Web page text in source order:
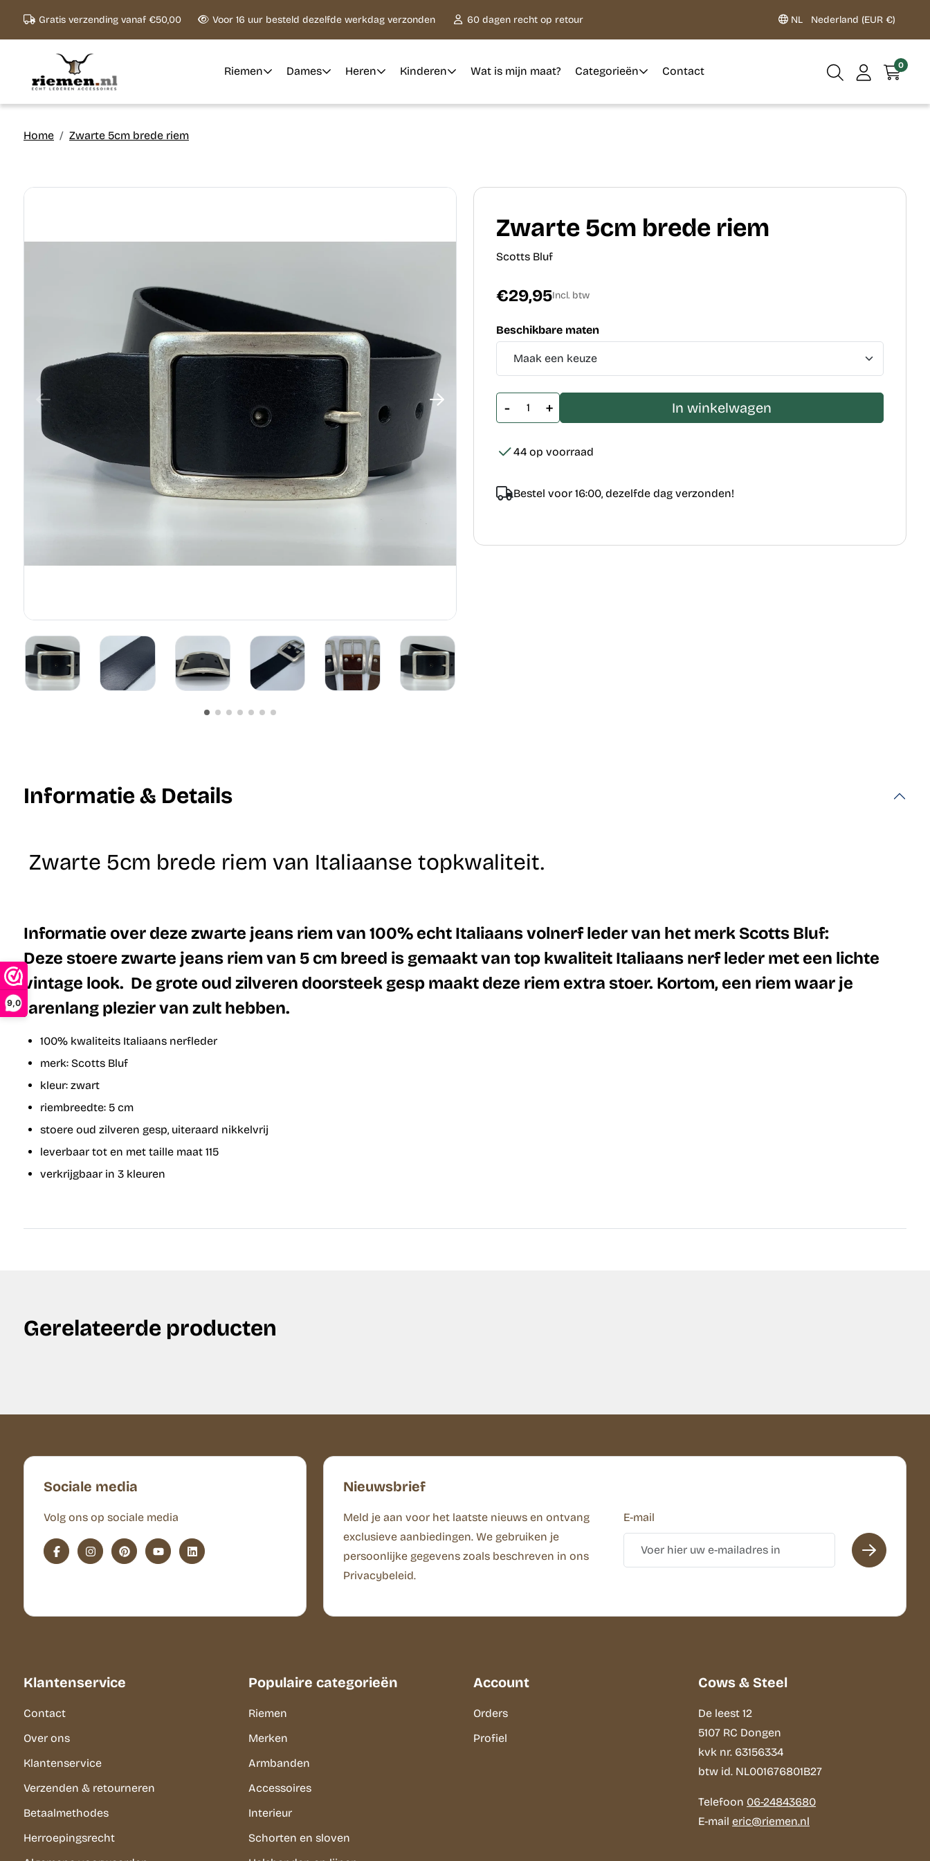
9,0
Gratis verzending vanaf €50,00 Voor 16 uur besteld dezelfde werkdag verzonden 60 dagen recht op retour NL Nederland (EUR €)
Riemen Dames Heren Kinderen Wat is mijn maat? Categorieën Contact 0
Home Zwarte 5cm brede riem
Zwarte 5cm brede riem
Scotts Bluf
€29,95Incl. btw
Beschikbare maten
- + In winkelwagen
44 op voorraad
Bestel voor 16:00, dezelfde dag verzonden!
Informatie & Details
Zwarte 5cm brede riem van Italiaanse topkwaliteit.
Informatie over deze zwarte jeans riem van 100% echt Italiaans volnerf leder van het merk Scotts Bluf:
Deze stoere zwarte jeans riem van 5 cm breed is gemaakt van top kwaliteit Italiaans nerf leder met een lichte
vintage look. De grote oud zilveren doorsteek gesp maakt deze riem extra stoer. Kortom, een riem waar je
jarenlang plezier van zult hebben.
100% kwaliteits Italiaans nerfleder
merk: Scotts Bluf
kleur: zwart
riembreedte: 5 cm
stoere oud zilveren gesp, uiteraard nikkelvrij
leverbaar tot en met taille maat 115
verkrijgbaar in 3 kleuren
Gerelateerde producten
Sociale media
Volg ons op sociale media
Nieuwsbrief
Meld je aan voor het laatste nieuws en ontvang
exclusieve aanbiedingen. We gebruiken je
persoonlijke gegevens zoals beschreven in ons
Privacybeleid.
E-mail
Klantenservice
Contact
Over ons
Klantenservice
Verzenden & retourneren
Betaalmethodes
Herroepingsrecht
Populaire categorieën
Riemen
Merken
Armbanden
Accessoires
Interieur
Schorten en sloven
Account
Orders
Profiel
Cows & Steel
De leest 12
5107 RC Dongen
kvk nr. 63156334
btw id. NL001676801B27
Telefoon 06-24843680
E-mail eric@riemen.nl